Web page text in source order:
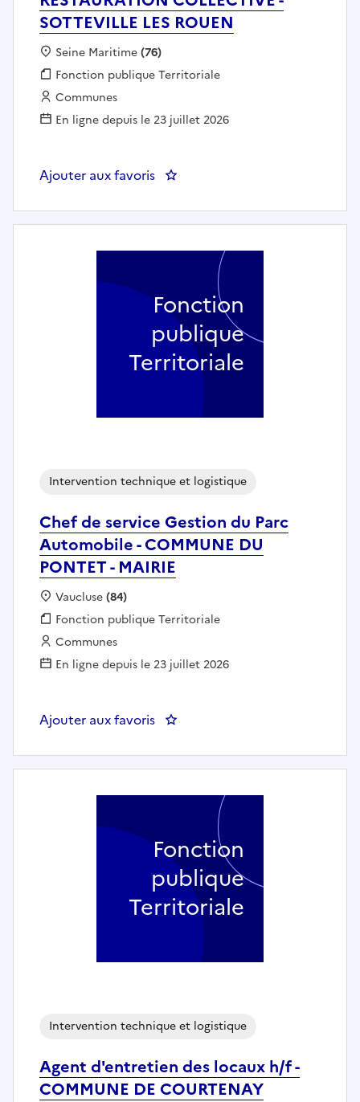
SOTTEVILLE LES ROUEN
Localisation :
Seine Maritime(76)
Fonction publique :
Fonction publique Territoriale
Employeur :
Communes
En ligne depuis le 23 juillet 2026
Ajouter aux favoris : UNE AGENTE OU UN AGENT
Chef de service Gestion du Parc
Automobile - COMMUNE DU
PONTET - MAIRIE
Intervention technique et logistique
Localisation :
Vaucluse(84)
Fonction publique :
Fonction publique Territoriale
Employeur :
Communes
En ligne depuis le 23 juillet 2026
Ajouter aux favoris : Chef de service Gestion du
Fonction
publique
Territoriale
Agent d'entretien des locaux h/f -
COMMUNE DE COURTENAY
Intervention technique et logistique
Fonction
publique
Territoriale